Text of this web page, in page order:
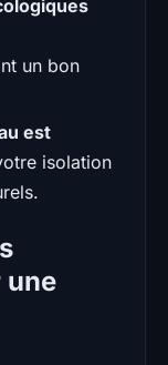
un bon
est
isolation
une